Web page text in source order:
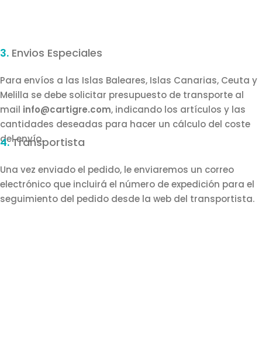
3. Envios Especiales
Para envíos a las Islas Baleares, Islas Canarias, Ceuta y
Melilla se debe solicitar presupuesto de transporte al
mail info@cartigre.com, indicando los artículos y las
cantidades deseadas para hacer un cálculo del coste
del envío.
4.Transportista
Una vez enviado el pedido, le enviaremos un correo
electrónico que incluirá el número de expedición para el
seguimiento del pedido desde la web del transportista.